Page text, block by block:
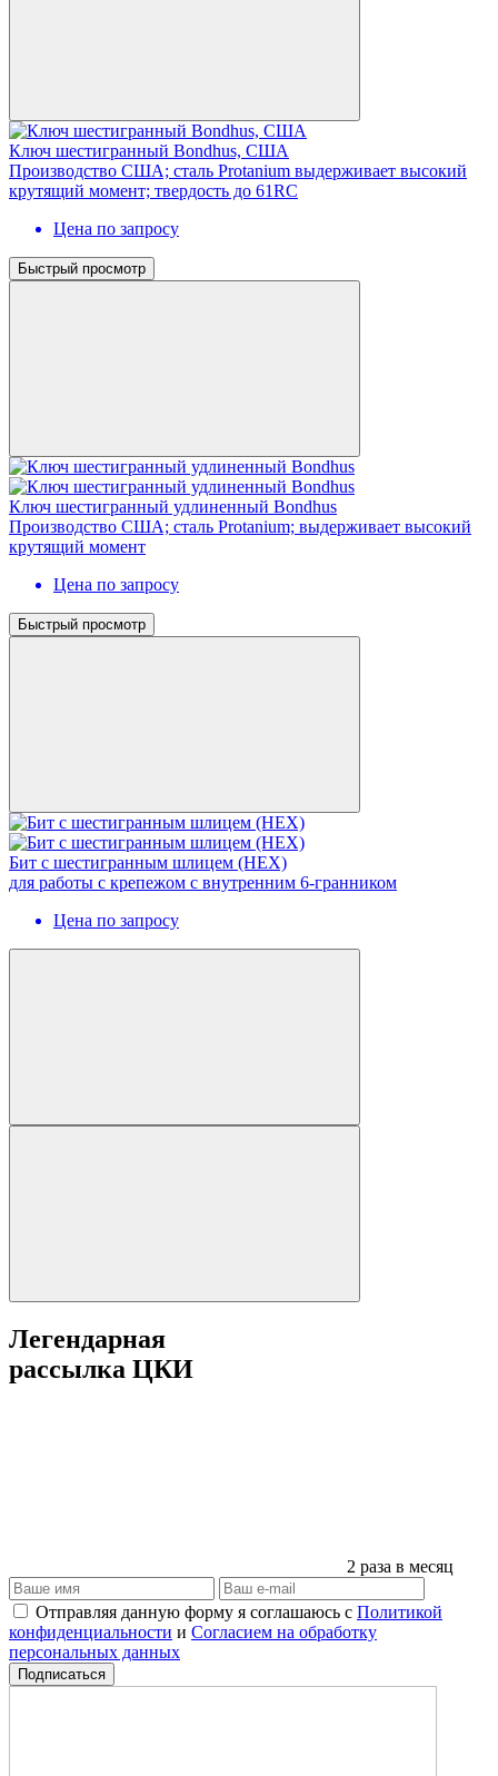
Ключ шестигранный Bondhus, США
Производство США; сталь Protanium выдерживает высокий
крутящий момент; твердость до 61RC
Цена по запросу
Быстрый просмотр
Ключ шестигранный удлиненный Bondhus
Производство США; сталь Protanium; выдерживает высокий
крутящий момент
Цена по запросу
Быстрый просмотр
Бит с шестигранным шлицем (HEX)
для работы с крепежом с внутренним 6-гранником
Цена по запросу
Легендарная
рассылка ЦКИ
2 раза в месяц
Отправляя данную форму я соглашаюсь с Политикой
конфиденциальности и Согласием на обработку
персональных данных
Подписаться